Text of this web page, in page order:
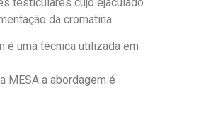
da cromatina.
é uma técnica utilizada em
a abordagem é